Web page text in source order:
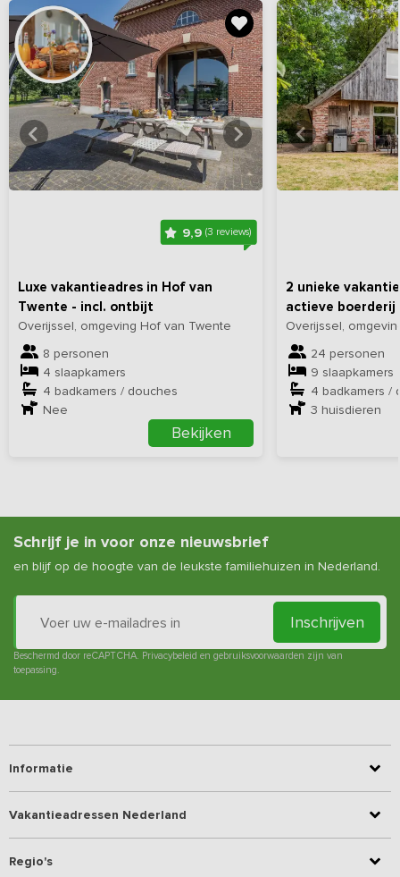
9,9(3 reviews)
Luxe vakantieadres in Hof van
Twente - incl. ontbijt
Overijssel, omgeving Hof van Twente
8 personen
4 slaapkamers
4 badkamers / douches
Nee
Bekijken
Bekijkhieralle foto's
2 unieke
actieve boerderij
Overijssel,
24 personen
9 slaapkamers
4 badkamers /
3 huisdieren
Bekijk
Schrijf je in voor onze nieuwsbrief
en blijf op de hoogte van de leukste familiehuizen in Nederland.
Inschrijven
Beschermd door reCAPTCHA. Privacybeleid en gebruiksvoorwaarden zijn van
toepassing.
Informatie
Vakantieadressen Nederland
Regio's